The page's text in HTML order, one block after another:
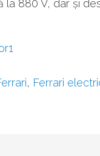
la 880 V, dar și
, Ferrari